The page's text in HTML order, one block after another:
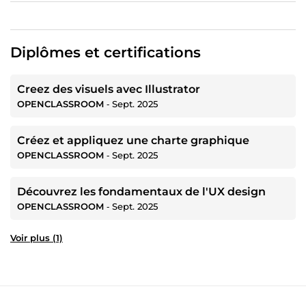
Diplômes et certifications
Creez des visuels avec Illustrator
OPENCLASSROOM ‐ Sept. 2025
Créez et appliquez une charte graphique
OPENCLASSROOM ‐ Sept. 2025
Découvrez les fondamentaux de l'UX design
OPENCLASSROOM ‐ Sept. 2025
Voir plus (1)